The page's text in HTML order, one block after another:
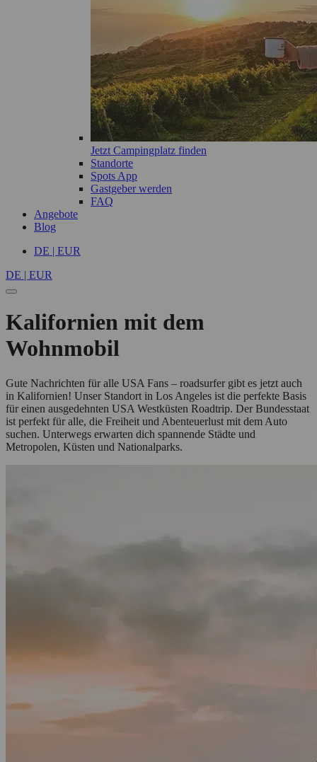
Jetzt Campingplatz finden
Standorte
Spots App
Gastgeber werden
FAQ
Angebote
Blog
DE | EUR
DE | EUR
Kalifornien mit dem
Wohnmobil
Gute Nachrichten für alle USA Fans – roadsurfer gibt es jetzt auch
in Kalifornien! Unser Standort in Los Angeles ist die perfekte Basis
für einen ausgedehnten USA Westküsten Roadtrip. Der Bundesstaat
ist perfekt für alle, die Freiheit und Abenteuerlust mit dem Auto
suchen. Unterwegs erwarten dich spannende Städte und
Metropolen, Küsten und Nationalparks.